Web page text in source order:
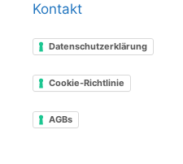
Kontakt
Datenschutzerklärung
Cookie-Richtlinie
AGBs